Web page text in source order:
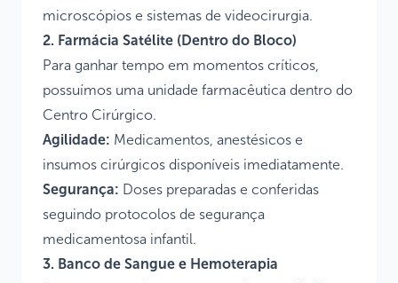
microscópios e sistemas de videocirurgia.
2. Farmácia Satélite (Dentro do Bloco)
Para ganhar tempo em momentos críticos,
possuímos uma unidade farmacêutica dentro do
Centro Cirúrgico.
Agilidade: Medicamentos, anestésicos e
insumos cirúrgicos disponíveis imediatamente.
Segurança: Doses preparadas e conferidas
seguindo protocolos de segurança
medicamentosa infantil.
3. Banco de Sangue e Hemoterapia